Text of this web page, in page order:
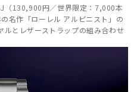
（130,900円／世界限定：7,000本
名作「ローレル アルピニスト」の
ルとレザーストラップの組み合わせ